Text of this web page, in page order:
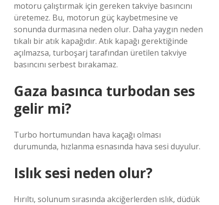
motoru çalıştırmak için gereken takviye basıncını
üretemez. Bu, motorun güç kaybetmesine ve
sonunda durmasına neden olur. Daha yaygın neden
tıkalı bir atık kapağıdır. Atık kapağı gerektiğinde
açılmazsa, turboşarj tarafından üretilen takviye
basıncını serbest bırakamaz.
Gaza basınca turbodan ses
gelir mi?
Turbo hortumundan hava kaçağı olması
durumunda, hızlanma esnasında hava sesi duyulur.
Islık sesi neden olur?
Hırıltı, solunum sırasında akciğerlerden ıslık, düdük